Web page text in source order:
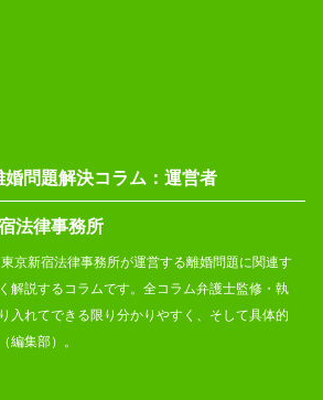
問題解決コラム：運営者
法律事務所
京新宿法律事務所が運営する離婚問題に関連す
解説するコラムです。全コラム弁護士監修・執
入れてできる限り分かりやすく、そして具体的
編集部）。